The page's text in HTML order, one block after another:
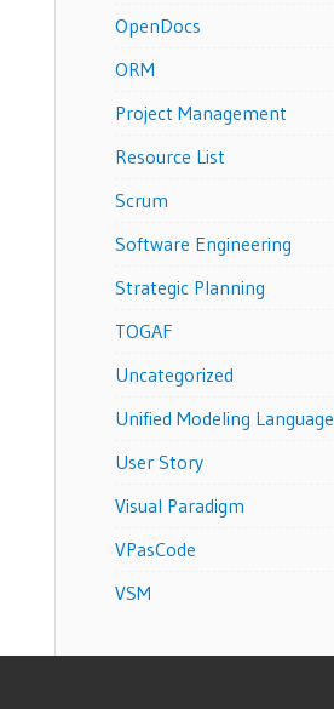
OpenDocs
ORM
Project Management
Resource List
Scrum
Software Engineering
Strategic Planning
TOGAF
Uncategorized
Unified Modeling Language
User Story
Visual Paradigm
VPasCode
VSM